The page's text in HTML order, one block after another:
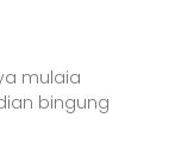
mulaia
bingung